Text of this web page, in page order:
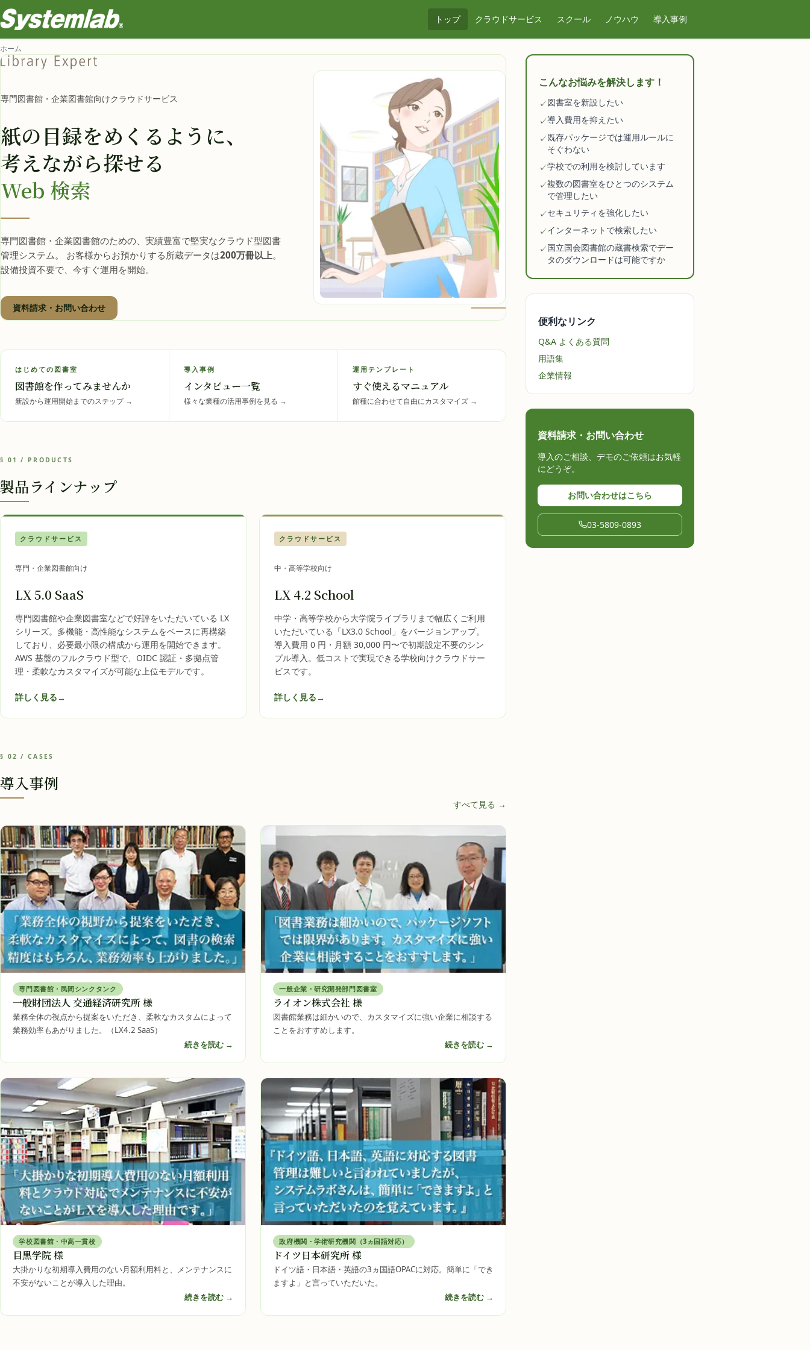
トップ クラウドサービス スクール ノウハウ 導入事例
ホーム
専門図書館・企業図書館向けクラウドサービス
紙の目録をめくるように、
考えながら探せる
Web 検索
専門図書館・企業図書館のための、実績豊富で堅実なクラウド型図書
管理システム。 お客様からお預かりする所蔵データは200万冊以上。
設備投資不要で、今すぐ運用を開始。
資料請求・お問い合わせ
はじめての図書室
図書館を作ってみませんか
新設から運用開始までのステップ →
導入事例
インタビュー一覧
様々な業種の活用事例を見る →
運用テンプレート
すぐ使えるマニュアル
館種に合わせて自由にカスタマイズ →
§ 01 / PRODUCTS
製品ラインナップ
クラウドサービス
専門・企業図書館向け
LX 5.0 SaaS
専門図書館や企業図書室などで好評をいただいている LX
シリーズ。多機能・高性能なシステムをベースに再構築
しており、必要最小限の構成から運用を開始できます。
AWS 基盤のフルクラウド型で、OIDC 認証・多拠点管
理・柔軟なカスタマイズが可能な上位モデルです。
詳しく見る→
クラウドサービス
中・高等学校向け
LX 4.2 School
中学・高等学校から大学院ライブラリまで幅広くご利用
いただいている「LX3.0 School」をバージョンアップ。
導入費用 0 円・月額 30,000 円〜で初期設定不要のシン
プル導入。低コストで実現できる学校向けクラウドサー
ビスです。
詳しく見る→
§ 02 / CASES
導入事例
すべて見る →
専門図書館・民間シンクタンク
一般財団法人 交通経済研究所 様
業務全体の視点から提案をいただき、柔軟なカスタムによって
業務効率もあがりました。（LX4.2 SaaS）
続きを読む →
一般企業・研究開発部門図書室
ライオン株式会社 様
図書館業務は細かいので、カスタマイズに強い企業に相談する
ことをおすすめします。
続きを読む →
学校図書館・中高一貫校
目黒学院 様
大掛かりな初期導入費用のない月額利用料と、メンテナンスに
不安がないことが導入した理由。
続きを読む →
政府機関・学術研究機関（3ヵ国語対応）
ドイツ日本研究所 様
ドイツ語・日本語・英語の3ヵ国語OPACに対応。簡単に「でき
ますよ」と言っていただいた。
続きを読む →
こんなお悩みを解決します！
✓図書室を新設したい
✓導入費用を抑えたい
✓既存パッケージでは運用ルールに
そぐわない
✓学校での利用を検討しています
✓複数の図書室をひとつのシステム
で管理したい
✓セキュリティを強化したい
✓インターネットで検索したい
✓国立国会図書館の蔵書検索でデー
タのダウンロードは可能ですか
便利なリンク
Q&A よくある質問
用語集
企業情報
資料請求・お問い合わせ
導入のご相談、デモのご依頼はお気軽
にどうぞ。
お問い合わせはこちら
03-5809-0893